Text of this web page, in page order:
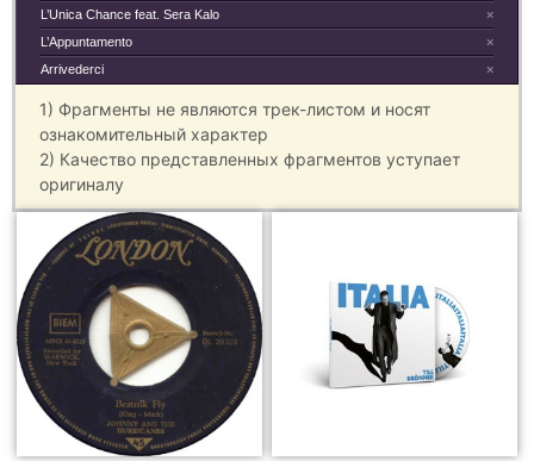
×
L’Unica Chance feat. Sera Kalo
×
L’Appuntamento
×
Arrivederci
1) Фрагменты не являются трек-листом и носят
ознакомительный характер
2) Качество представленных фрагментов уступает
оригиналу